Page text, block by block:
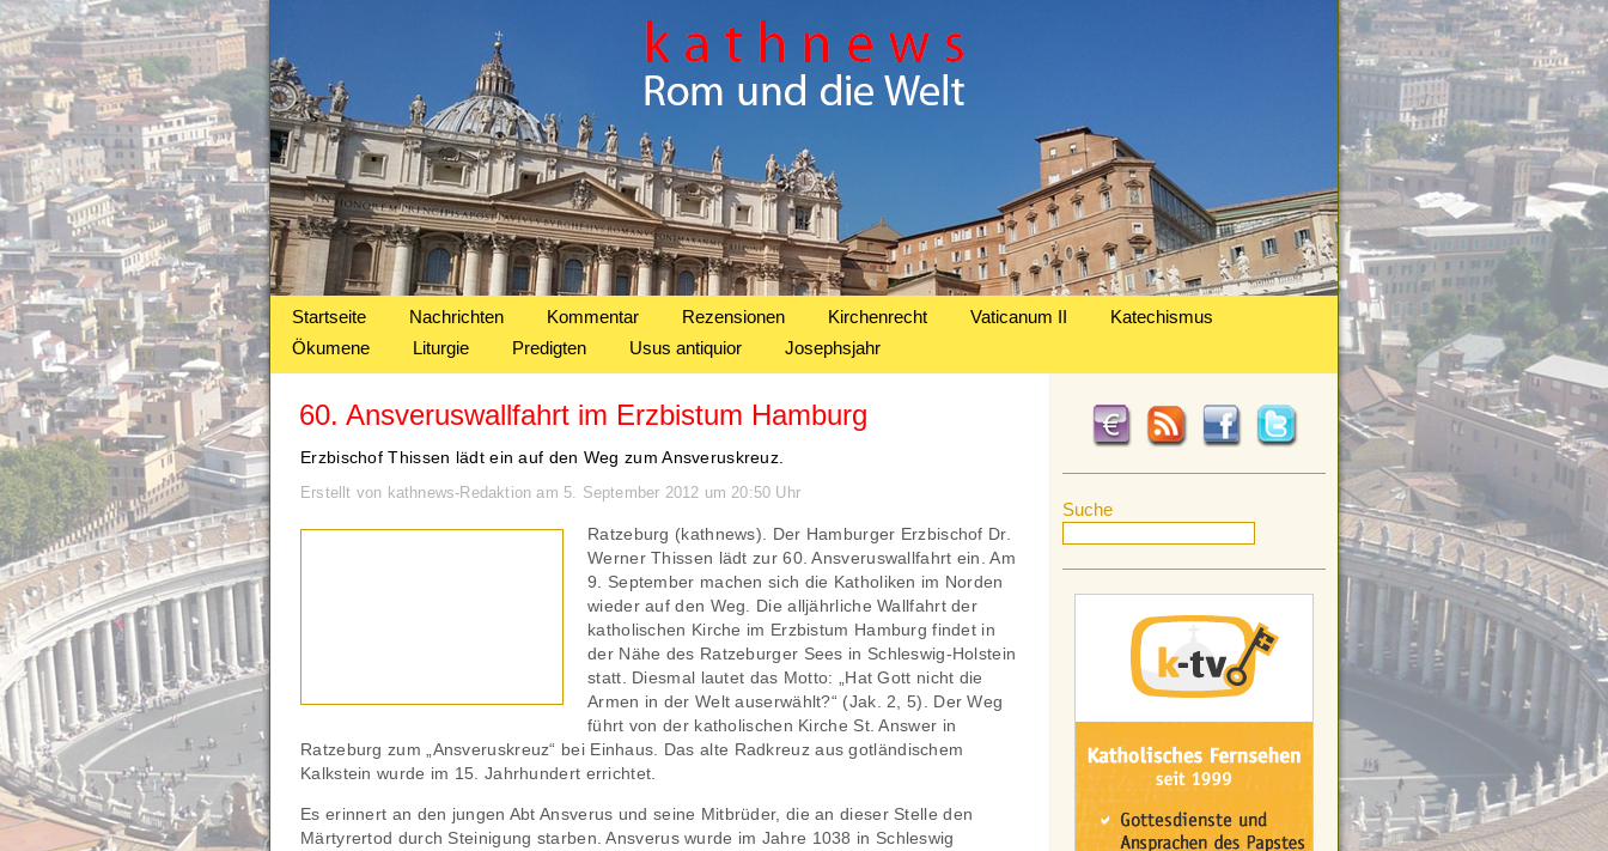
Startseite Nachrichten Kommentar Rezensionen Kirchenrecht Vaticanum II
Katechismus
Ökumene
Liturgie Predigten Usus antiquior Josephsjahr
Suche
60. Ansveruswallfahrt im Erzbistum Hamburg
Erzbischof Thissen lädt ein auf den Weg zum Ansveruskreuz.
Erstellt von kathnews-Redaktion am 5. September 2012 um 20:50 Uhr
Ratzeburg (kathnews). Der Hamburger Erzbischof Dr.
Werner Thissen lädt zur 60. Ansveruswallfahrt ein. Am
9. September machen sich die Katholiken im Norden
wieder auf den Weg. Die alljährliche Wallfahrt der
katholischen Kirche im Erzbistum Hamburg findet in
der Nähe des Ratzeburger Sees in Schleswig-Holstein
statt. Diesmal lautet das Motto: „Hat Gott nicht die
Armen in der Welt auserwählt?“ (Jak. 2, 5). Der Weg
führt von der katholischen Kirche St. Answer in
Ratzeburg zum „Ansveruskreuz“ bei Einhaus. Das alte Radkreuz aus gotländischem
Kalkstein wurde im 15. Jahrhundert errichtet.
Es erinnert an den jungen Abt Ansverus und seine Mitbrüder, die an dieser Stelle den
Märtyrertod durch Steinigung starben. Ansverus wurde im Jahre 1038 in Schleswig